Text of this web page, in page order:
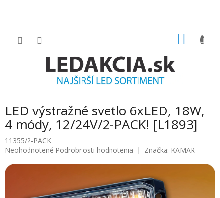
LED výstražné svetlo 6xLED, 18W,
4 módy, 12/24V/2-PACK! [L1893]
11355/2-PACK
Priemerné
produktu
Neohodnotené Podrobnosti hodnotenia Značka: KAMAR